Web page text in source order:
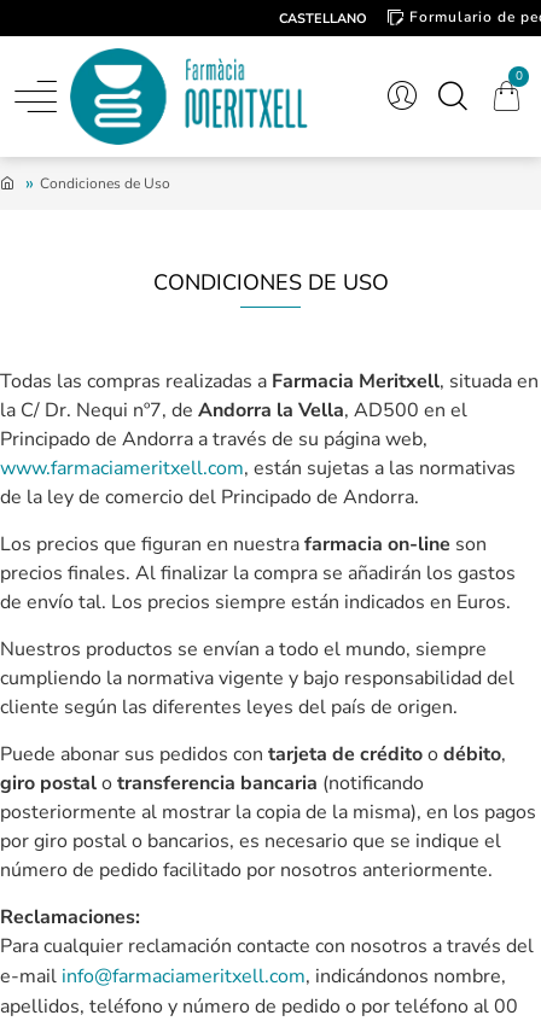
CASTELLANO
Formulario de
0
Condiciones de Uso
CONDICIONES DE USO
Todas las compras realizadas a Farmacia Meritxell, situada en
la C/ Dr. Nequi nº7, de Andorra la Vella, AD500 en el
Principado de Andorra a través de su página web,
www.farmaciameritxell.com, están sujetas a las normativas
de la ley de comercio del Principado de Andorra.
Los precios que figuran en nuestrafarmacia on-line son
precios finales. Al finalizar la compra se añadirán los gastos
de envío tal. Los precios siempre están indicados en Euros.
Nuestros productos se envían a todo el mundo, siempre
cumpliendo la normativa vigente y bajo responsabilidad del
cliente según las diferentes leyes del país de origen.
Puede abonar sus pedidos con tarjeta de créditoodébito,
giro postalotransferencia bancaria (notificando
posteriormente al mostrar la copia de la misma), en los pagos
por giro postal o bancarios, es necesario que se indique el
número de pedido facilitado por nosotros anteriormente.
Reclamaciones:
Para cualquier reclamación contacte con nosotros a través del
e-mail info@farmaciameritxell.com, indicándonos nombre,
apellidos, teléfono y número de pedido o por teléfono al00